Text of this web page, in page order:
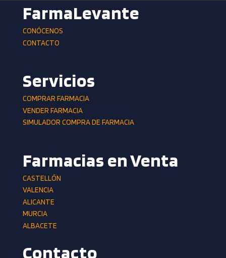
FarmaLevante
CONÓCENOS
CONTACTO
Servicios
COMPRAR FARMACIA
VENDER FARMACIA
SIMULADOR COMPRA DE FARMACIA
Farmacias en Venta
CASTELLÓN
VALENCIA
ALICANTE
MURCIA
ALBACETE
Contacto